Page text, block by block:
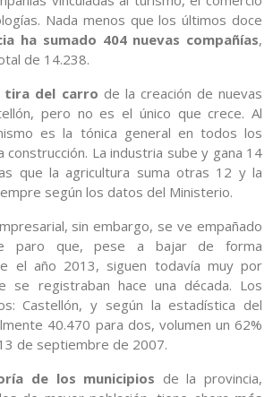
Nada menos que los últimos doce
ha sumado 404 nuevas compañías,
de 14.238.
tira del carro de la creación de nuevas
pero no es el único que crece. Al
es la tónica general en todos los
construcción. La industria sube y gana 14
que la agricultura suma otras 12 y la
según los datos del Ministerio.
sin embargo, se ve empañado
paro que, pese a bajar de forma
el año 2013, siguen todavía muy por
se registraban hace una década. Los
Castellón, y según la estadística del
40.470 para dos, volumen un 62%
de septiembre de 2007.
de los municipios de la provincia,